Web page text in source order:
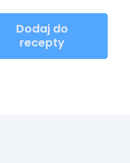
Dodaj do
recepty